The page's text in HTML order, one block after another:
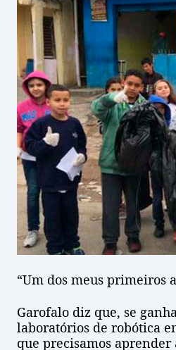
“Um dos meus primeiros
Garofalo diz que, se
laboratórios de robótica
que precisamos